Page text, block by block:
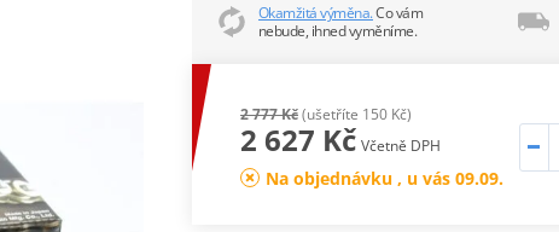
Okamžitá výměna.Co vám
nebude, ihned vyměníme.
2 777 Kč(ušetříte 150 Kč)
2 627 Kč Včetně DPH
Na objednávku , u vás 09.09.